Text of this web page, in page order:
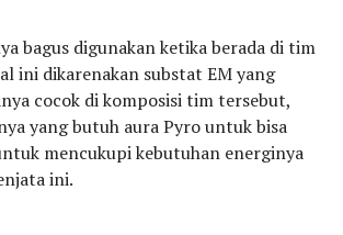
bagus digunakan ketika berada di tim
ini dikarenakan substat EM yang
cocok di komposisi tim tersebut,
yang butuh aura Pyro untuk bisa
mencukupi kebutuhan energinya
ini.